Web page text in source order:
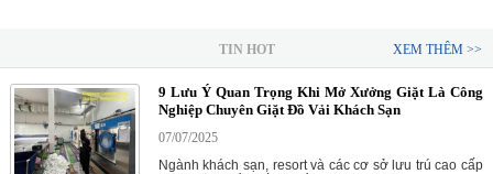
TIN HOT XEM THÊM >>
9 Lưu Ý Quan Trọng Khi Mở Xưởng Giặt Là Công
Nghiệp Chuyên Giặt Đồ Vải Khách Sạn
07/07/2025
Ngành khách sạn, resort và các cơ sở lưu trú cao cấp